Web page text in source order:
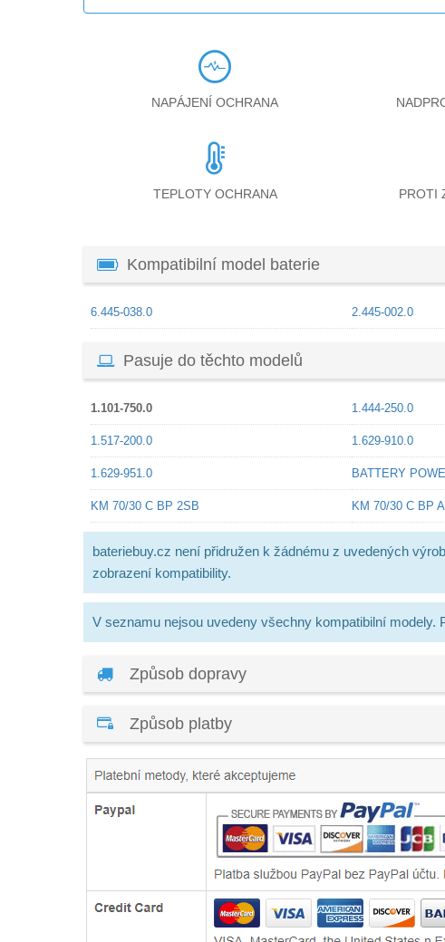
NAPÁJENÍ OCHRANA
TEPLOTY OCHRANA PROTI
Kompatibilní model baterie
6.445-038.0 2.445-002.0
Pasuje do těchto modelů
1.101-750.0 1.444-250.0
1.517-200.0 1.629-910.0
1.629-951.0 BATTERY
KM 70/30 C BP 2SB KM 70/30 C BP
bateriebuy.cz není přidružen k žádnému z uvedených
zobrazení kompatibility.
V seznamu nejsou uvedeny všechny kompatibilní modely.
Způsob dopravy
Způsob platby